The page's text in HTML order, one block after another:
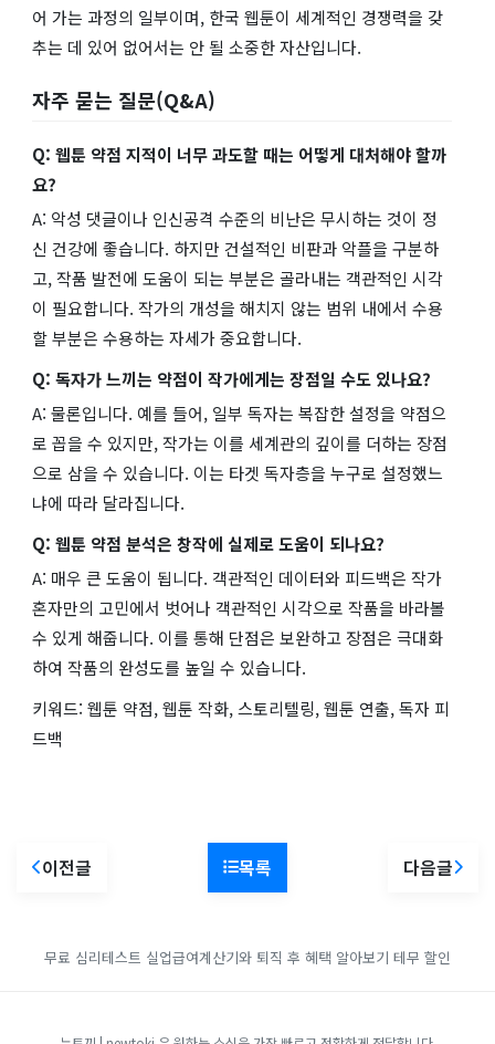
어 가는 과정의 일부이며, 한국 웹툰이 세계적인 경쟁력을 갖
추는 데 있어 없어서는 안 될 소중한 자산입니다.
자주 묻는 질문(Q&A)
Q: 웹툰 약점 지적이 너무 과도할 때는 어떻게 대처해야 할까
요?
A: 악성 댓글이나 인신공격 수준의 비난은 무시하는 것이 정
신 건강에 좋습니다. 하지만 건설적인 비판과 악플을 구분하
고, 작품 발전에 도움이 되는 부분은 골라내는 객관적인 시각
이 필요합니다. 작가의 개성을 해치지 않는 범위 내에서 수용
할 부분은 수용하는 자세가 중요합니다.
Q: 독자가 느끼는 약점이 작가에게는 장점일 수도 있나요?
A: 물론입니다. 예를 들어, 일부 독자는 복잡한 설정을 약점으
로 꼽을 수 있지만, 작가는 이를 세계관의 깊이를 더하는 장점
으로 삼을 수 있습니다. 이는 타겟 독자층을 누구로 설정했느
냐에 따라 달라집니다.
Q: 웹툰 약점 분석은 창작에 실제로 도움이 되나요?
A: 매우 큰 도움이 됩니다. 객관적인 데이터와 피드백은 작가
혼자만의 고민에서 벗어나 객관적인 시각으로 작품을 바라볼
수 있게 해줍니다. 이를 통해 단점은 보완하고 장점은 극대화
하여 작품의 완성도를 높일 수 있습니다.
키워드: 웹툰 약점, 웹툰 작화, 스토리텔링, 웹툰 연출, 독자 피
드백
이전글 목록 다음글
무료 심리테스트 실업급여계산기와 퇴직 후 혜택 알아보기 테무 할인